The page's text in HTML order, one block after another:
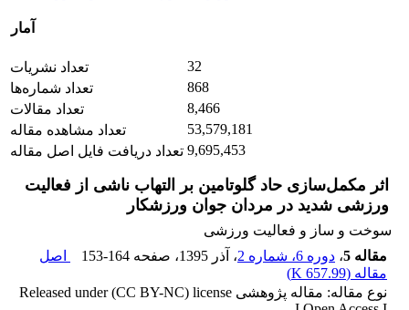
آمار
تعداد نشریات
32
تعداد شماره‌ها
868
تعداد مقالات
8,466
تعداد مشاهده مقاله
53,579,181
تعداد دریافت فایل اصل مقاله 9,695,453
اثر مکمل‌سازی حاد گلوتامین بر التهاب ناشی از فعالیت
ورزشی شدید در مردان جوان ورزشکار
سوخت و ساز و فعالیت ورزشی
مقاله 5
، دوره 6، شماره 2 ، آذر 1395 ، صفحه 153-164
اصل
مقاله (657.99 K
)
نوع مقاله: مقاله پژوهشی Released under (CC BY-NC) license